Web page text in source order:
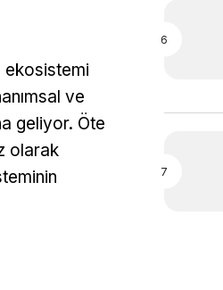
ekosistemi
ve
geliyor. Öte
olarak